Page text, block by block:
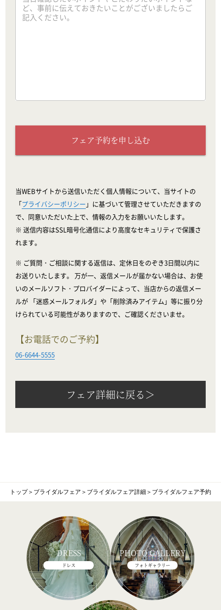
フェア予約を申し込む
当WEBサイトから送信いただく個人情報について、当サイトの
「プライバシーポリシー 」に基づいて管理させていただきますの
で、同意いただいた上で、情報の入力をお願いいたします。
※ 送信内容はSSL暗号化通信により高度なセキュリティで保護さ
れます。
※ ご質問・ご相談に関する返信は、定休日をのぞき3日間以内に
お送りいたします。 万が一、返信メールが届かない場合は、お使
いのメールソフト・プロバイダーによって、当店からの返信メー
ルが 「迷惑メールフォルダ」や「削除済みアイテム」等に振り分
けられている可能性がありますので、ご確認くださいませ。
【お電話でのご予約】
06-6644-5555
フェア詳細に戻る＞
トップ＞ ブライダルフェア ＞ ブライダルフェア詳細 ＞ ブライダルフェア予約
DRESS
ドレス
PHOTO GALLERY
フォトギャラリー